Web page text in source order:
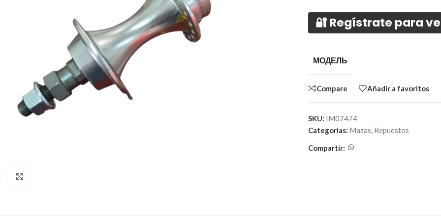
🔐 Regístrate para
МОДЕЛЬ
Compare Añadir a favoritos
SKU: IM07474
Categorías: Mazas, Repuestos
Compartir: